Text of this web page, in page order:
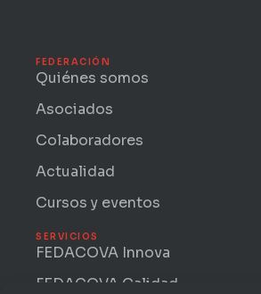
FEDERACIÓN
Quiénes somos
Asociados
Colaboradores
Actualidad
Cursos y eventos
SERVICIOS
FEDACOVA Innova
FEDACOVA Calidad